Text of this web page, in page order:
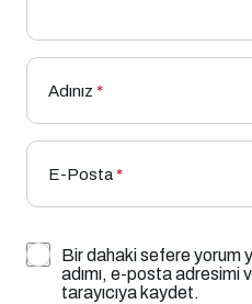
Adınız *
E-Posta*
Bir dahaki sefere yorum
adımı, e-posta adresimi
tarayıcıya kaydet.